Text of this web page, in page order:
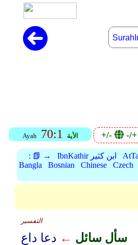
Ayah 70:1 الأية +/- -/+
: 📗 → IbnKathir ابن كثير
Bangla
Bosnian Chinese Czech
التفسير
سأل سائل ← دعا داع